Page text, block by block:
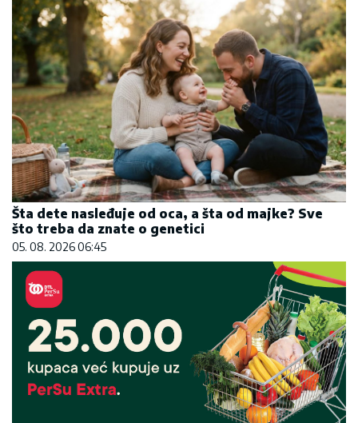
Šta dete nasleđuje od oca, a šta od majke? Sve
što treba da znate o genetici
05. 08. 2026 06:45